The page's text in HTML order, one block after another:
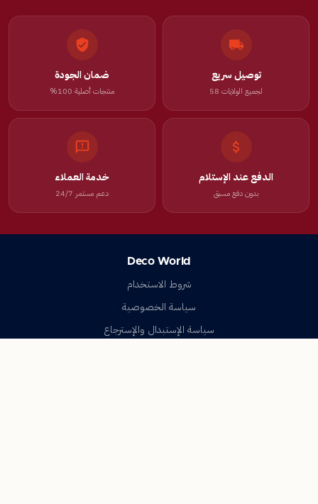
توصيل سريع
لجميع الولايات 58
ضمان الجودة
منتجات أصلية 100%
الدفع عند الإستلام
بدون دفع مسبق
خدمة العملاء
دعم مستمر 24/7
Deco World
شروط الاستخدام
سياسة الخصوصية
سياسة الإستبدال والإسترجاع